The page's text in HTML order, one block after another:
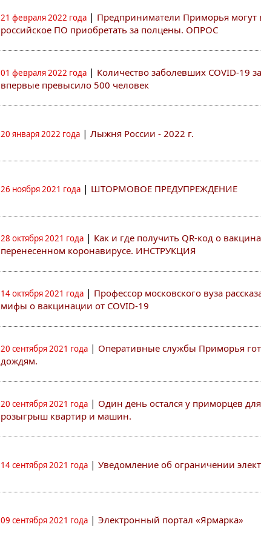
21 февраля 2022 года | Предприниматели Приморья могут
российское ПО приобретать за полцены. ОПРОС
01 февраля 2022 года | Количество заболевших COVID-19
впервые превысило 500 человек
20 января 2022 года | Лыжня России - 2022 г.
26 ноября 2021 года | ШТОРМОВОЕ ПРЕДУПРЕЖДЕНИЕ
28 октября 2021 года | Как и где получить QR-код о
перенесенном коронавирусе. ИНСТРУКЦИЯ
14 октября 2021 года | Профессор московского вуза
мифы о вакцинации от COVID-19
20 сентября 2021 года | Оперативные службы Приморья
дождям.
20 сентября 2021 года | Один день остался у приморцев
розыгрыш квартир и машин.
14 сентября 2021 года | Уведомление об ограничении
09 сентября 2021 года | Электронный портал «Ярмарка»